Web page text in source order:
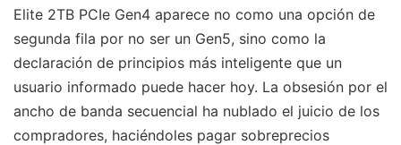
Elite 2TB PCIe Gen4 aparece no como una opción de
segunda fila por no ser un Gen5, sino como la
declaración de principios más inteligente que un
usuario informado puede hacer hoy. La obsesión por el
ancho de banda secuencial ha nublado el juicio de los
compradores, haciéndoles pagar sobreprecios